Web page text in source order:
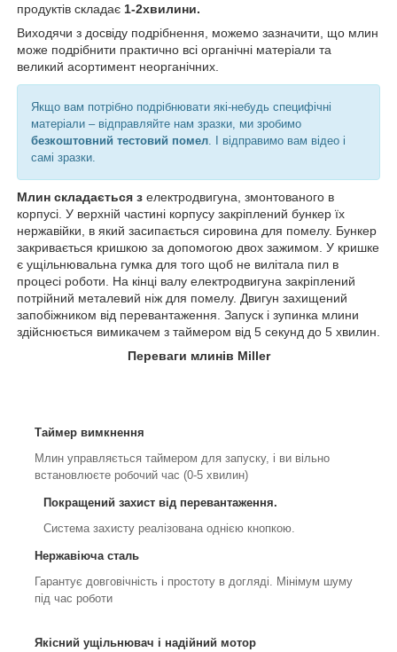
продуктів складає 1-2хвилини.
Виходячи з досвіду подрібнення, можемо зазначити, що млин
може подрібнити практично всі органічні матеріали та
великий асортимент неорганічних.
Якщо вам потрібно подрібнювати які-небудь специфічні
матеріали – відправляйте нам зразки, ми зробимо
безкоштовний тестовий помел . І відправимо вам відео і
самі зразки.
Млин складається з електродвигуна, змонтованого в
корпусі. У верхній частині корпусу закріплений бункер їх
нержавійки, в який засипається сировина для помелу. Бункер
закривається кришкою за допомогою двох зажимом. У кришке
є ущільнювальна гумка для того щоб не вилітала пил в
процесі роботи. На кінці валу електродвигуна закріплений
потрійний металевий ніж для помелу. Двигун захищений
запобіжником від перевантаження. Запуск і зупинка млини
здійснюється вимикачем з таймером від 5 секунд до 5 хвилин.
Переваги млинів Miller
Таймер вимкнення
Млин управляється таймером для запуску, і ви вільно
встановлюєте робочий час (0-5 хвилин)
Покращений захист від перевантаження.
Система захисту реалізована однією кнопкою.
Нержавіюча сталь
Гарантує довговічність і простоту в догляді. Мінімум шуму
під час роботи
Якісний ущільнювач і надійний мотор